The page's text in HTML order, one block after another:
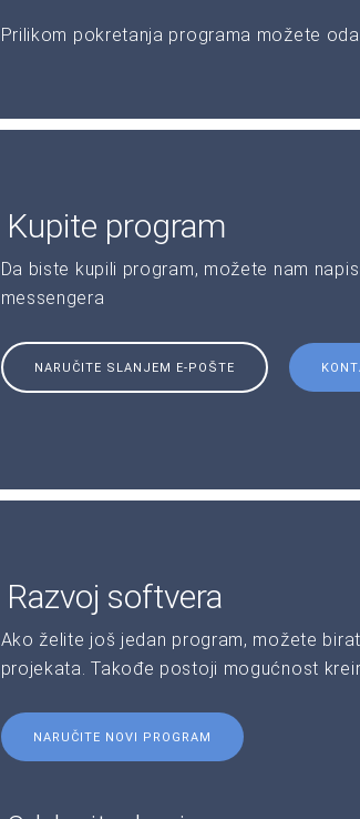
Prilikom pokretanja programa možete
Kupite program
Da biste kupili program, možete nam
messengera
NARUČITE SLANJEM E-POŠTE
Razvoj softvera
Ako želite još jedan program, možete
projekata. Takođe postoji mogućnost
NARUČITE NOVI PROGRAM